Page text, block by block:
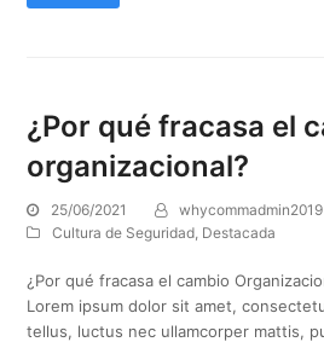
¿Por qué fracasa el
organizacional?
25/06/2021
whycommadmin2019
Cultura de Seguridad Destacada
¿Por qué fracasa el cambio
Lorem ipsum dolor sit amet,
tellus, luctus nec ullamcorper mattis,